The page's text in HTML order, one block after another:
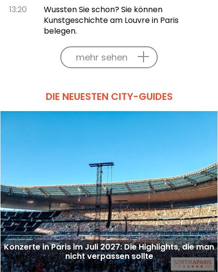
13:20
Wussten Sie schon? Sie können
Kunstgeschichte am Louvre in Paris
belegen.
mehr sehen
DIE NEUESTEN CITY-GUIDES
Konzerte in Paris im Juli 2027: Die Highlights, die man
nicht verpassen sollte